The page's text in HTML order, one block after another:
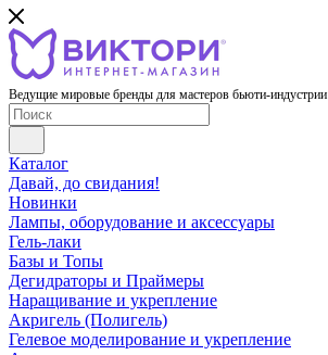
Ведущие мировые бренды для мастеров бьюти-индустрии
Каталог
Давай, до свидания!
Новинки
Лампы, оборудование и аксессуары
Гель-лаки
Базы и Топы
Дегидраторы и Праймеры
Наращивание и укрепление
Акригель (Полигель)
Гелевое моделирование и укрепление